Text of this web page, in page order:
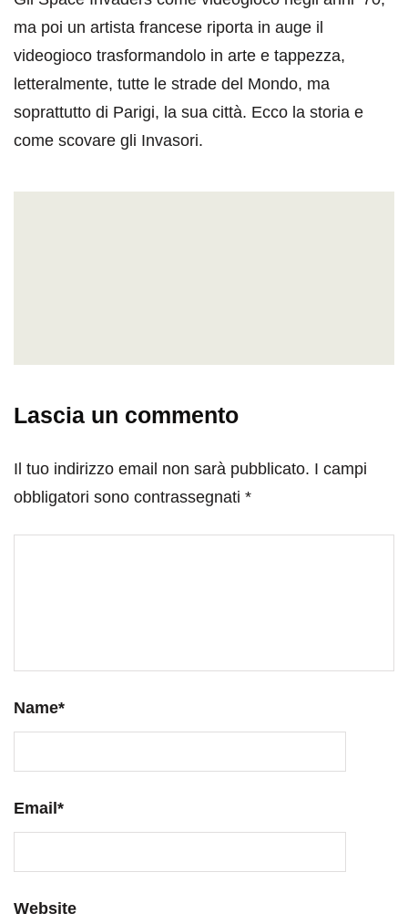
ma poi un artista francese riporta in auge il
videogioco trasformandolo in arte e tappezza,
letteralmente, tutte le strade del Mondo, ma
soprattutto di Parigi, la sua città. Ecco la storia e
come scovare gli Invasori.
Lascia un commento
Il tuo indirizzo email non sarà pubblicato. I campi
obbligatori sono contrassegnati *
Name*
Email*
Website